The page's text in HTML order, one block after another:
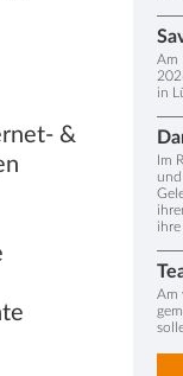
&
Am
in
Im
Am